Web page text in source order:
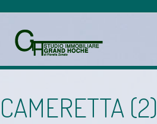
CAMERETTA (2)